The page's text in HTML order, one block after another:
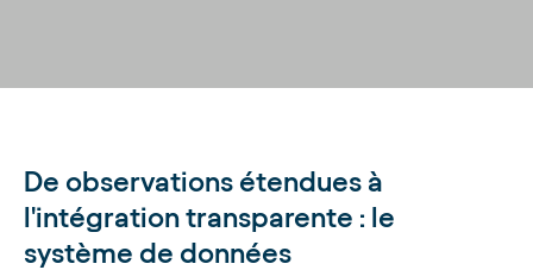
De observations étendues à
l'intégration transparente : le
système de données